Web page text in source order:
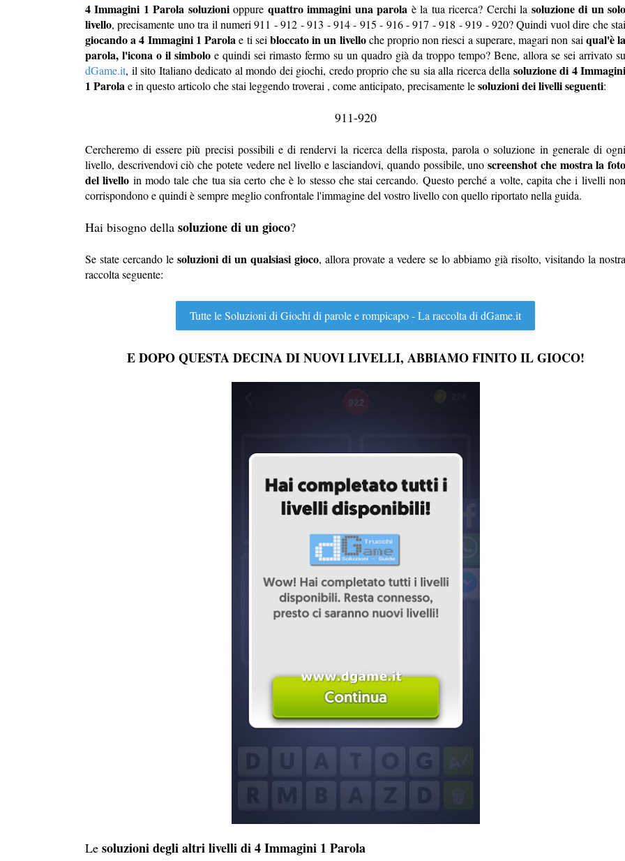
4 Immagini 1 Parola soluzionioppure quattro immagini una parola è la tua ricerca? Cerchi la soluzione di un
livello, precisamente uno tra il numeri 911 - 912 - 913 - 914 - 915 - 916 - 917 - 918 - 919 - 920? Quindi vuol dire che stai
giocando a 4 Immagini 1 Parolae ti sei bloccato in un livelloche proprio non riesci a superare, magari non sai qual'è
parola, l'icona o il simbolo e quindi sei rimasto fermo su un quadro già da troppo tempo? Bene, allora se sei arrivato su
dGame.it, il sito Italiano dedicato al mondo dei giochi, credo proprio che su sia alla ricerca della soluzione di 4 Immagini
1 Parolae in questo articolo che stai leggendo troverai , come anticipato, precisamente lesoluzioni dei livelli seguenti:
911-920
Cercheremo di essere più precisi possibili e di rendervi la ricerca della risposta, parola o soluzione in generale di ogni
livello, descrivendovi ciò che potete vedere nel livello e lasciandovi, quando possibile, unoscreenshot che mostra la
del livello in modo tale che tua sia certo che è lo stesso che stai cercando. Questo perché a volte, capita che i livelli
corrispondono e quindi è sempre meglio confrontale l'immagine del vostro livello con quello riportato nella guida.
Hai bisogno della soluzione di un gioco?
Se state cercando le soluzioni di un qualsiasi gioco, allora provate a vedere se lo abbiamo già risolto, visitando la nostra
raccolta seguente:
Tutte le Soluzioni di Giochi di parole e rompicapo - La raccolta di dGame.it
E DOPO QUESTA DECINA DI NUOVI LIVELLI, ABBIAMO FINITO IL GIOCO!
Le soluzioni degli altri livelli di 4 Immagini 1 Parola